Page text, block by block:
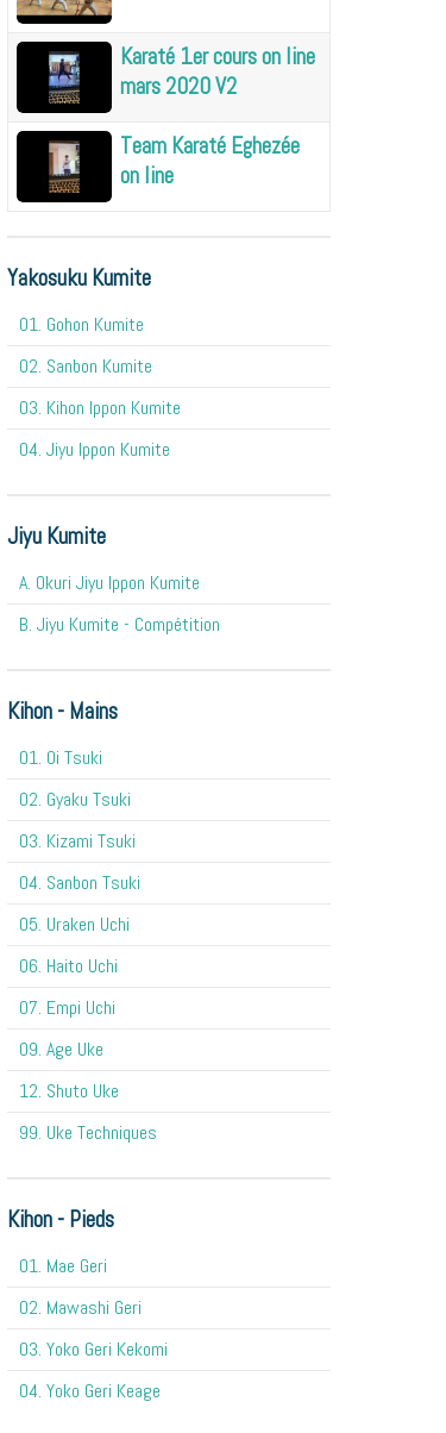
Karaté 1er cours on line
mars 2020 V2
Team Karaté Eghezée
on line
Yakosuku Kumite
01. Gohon Kumite
02. Sanbon Kumite
03. Kihon Ippon Kumite
04. Jiyu Ippon Kumite
Jiyu Kumite
A. Okuri Jiyu Ippon Kumite
B. Jiyu Kumite - Compétition
Kihon - Mains
O1. Oi Tsuki
02. Gyaku Tsuki
03. Kizami Tsuki
04. Sanbon Tsuki
05. Uraken Uchi
06. Haito Uchi
07. Empi Uchi
09. Age Uke
12. Shuto Uke
99. Uke Techniques
Kihon - Pieds
01. Mae Geri
02. Mawashi Geri
03. Yoko Geri Kekomi
04. Yoko Geri Keage